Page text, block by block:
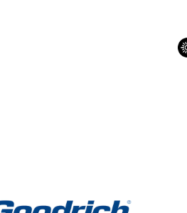
de las llantas